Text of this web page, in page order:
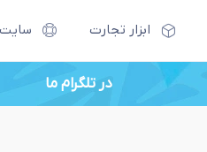
ابزار تجارت
در تلگرام ما